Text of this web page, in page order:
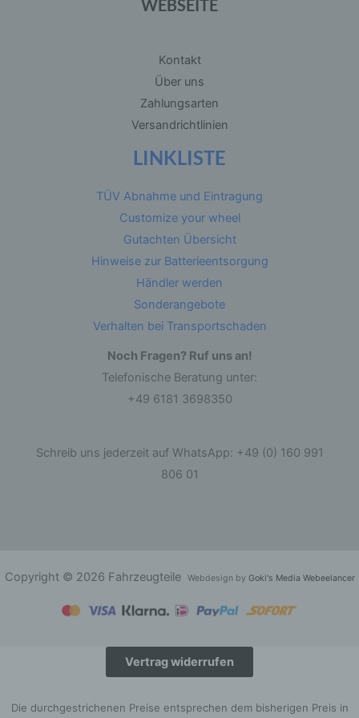
WEBSEITE
Kontakt
Über uns
Zahlungsarten
Versandrichtlinien
LINKLISTE
TÜV Abnahme und Eintragung
Customize your wheel
Gutachten Übersicht
Hinweise zur Batterieentsorgung
Händler werden
Sonderangebote
Verhalten bei Transportschaden
Noch Fragen? Ruf uns an!
Telefonische Beratung unter:
+49 6181 3698350
Schreib uns jederzeit auf WhatsApp: +49 (0) 160 991
806 01
Copyright © 2026 Fahrzeugteile Webdesign by Goki's Media Webeelancer
Vertrag widerrufen
Die durchgestrichenen Preise entsprechen dem bisherigen Preis in
Betroffene Person ist jede identifizierte oder
identifizierbare natürliche Person, deren
personenbezogene Daten von dem für die
automatisierter Verfahren ausgeführte Vorgang
oder jede solche Vorgangsreihe im
Zusammenhang mit personenbezogenen Daten
wie das Erheben, das Erfassen, die
Organisation, das Ordnen, die Speicherung, die
Anpassung oder Veränderung, das Auslesen,
das Abfragen, die Verwendung, die Offenlegung
durch Übermittlung, Verbreitung oder eine
andere Form der Bereitstellung, den Abgleich
oder die Verknüpfung, die Einschränkung, das
Löschen oder die Vernichtung.
d) Einschränkung der Verarbeitung
Daten mit dem Ziel, ihre künftige Verarbeitung
darin besteht, dass diese personenbezogenen
Daten verwendet werden, um bestimmte
Person beziehen, zu bewerten, insbesondere,
Vorlieben, Interessen, Zuverlässigkeit, Verhalten,
Aufenthaltsort oder Ortswechsel dieser
natürlichen Person zu analysieren oder